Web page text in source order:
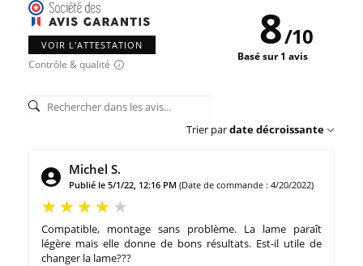
VOIR L'ATTESTATION
Contrôle & qualité
8/10
Basé sur 1 avis
Trier pardate décroissante
Michel S.
Publié le 5/1/22, 12:16 PM (Date de commande : 4/20/2022)
Compatible, montage sans problème. La lame paraît
légère mais elle donne de bons résultats. Est-il utile de
changer la lame???